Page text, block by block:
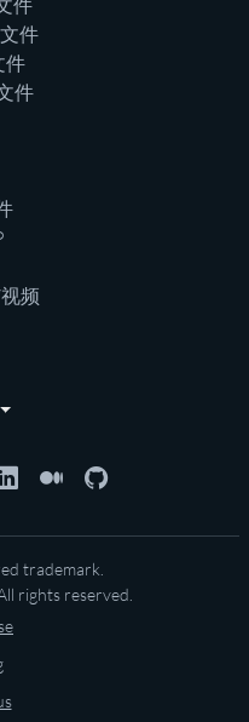
件
件
件
件
频
trademark.
rights reserved.